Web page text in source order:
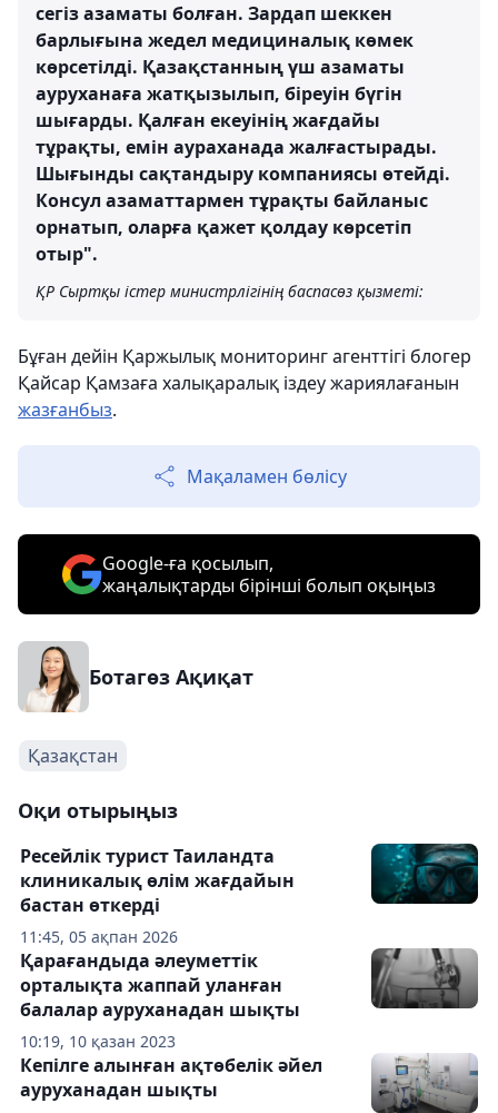
сегіз азаматы болған. Зардап шеккен
барлығына жедел медициналық көмек
көрсетілді. Қазақстанның үш азаматы
ауруханаға жатқызылып, біреуін бүгін
шығарды. Қалған екеуінің жағдайы
тұрақты, емін аураханада жалғастырады.
Шығынды сақтандыру компаниясы өтейді.
Консул азаматтармен тұрақты байланыс
орнатып, оларға қажет қолдау көрсетіп
отыр".
ҚР Сыртқы істер министрлігінің баспасөз қызметі:
Бұған дейін Қаржылық мониторинг агенттігі блогер
Қайсар Қамзаға халықаралық іздеу жариялағанын
жазғанбыз.
Мақаламен бөлісу
Google-ға қосылып,
жаңалықтарды бірінші болып оқыңыз
Ботагөз Ақиқат
Қазақстан
Оқи отырыңыз
11:45, 05 ақпан 2026
Ресейлік турист Таиландта
клиникалық өлім жағдайын
бастан өткерді
10:19, 10 қазан 2023
Қарағандыда әлеуметтік
орталықта жаппай уланған
балалар ауруханадан шықты
Кепілге алынған ақтөбелік әйел
ауруханадан шықты